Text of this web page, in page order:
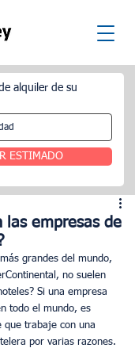
alquiler de su
ESTIMADO
las empresas de
grandes del mundo,
no suelen
Si una empresa
todo el mundo, es
que trabaje con una
por varias razones.